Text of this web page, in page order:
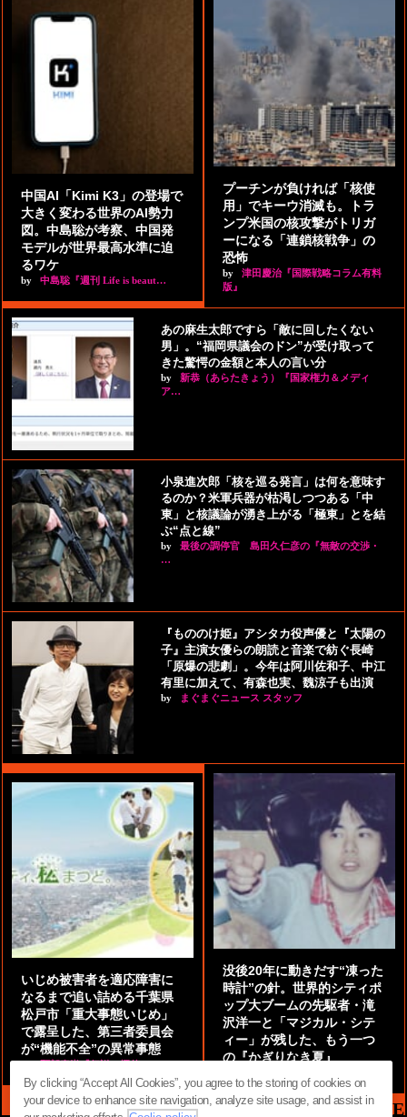
中国AI「Kimi K3」の登場で
大きく変わる世界のAI勢力
図。中島聡が考察、中国発
モデルが世界最高水準に迫
るワケ
by 中島聡『週刊 Life is beaut…
プーチンが負ければ「核使
用」でキーウ消滅も。トラ
ンプ米国の核攻撃がトリガ
ーになる「連鎖核戦争」の
恐怖
by
津田慶治『国際戦略コラム有料
版』
あの麻生太郎ですら「敵に回したくない
男」。“福岡県議会のドン”が受け取って
きた驚愕の金額と本人の言い分
by
新恭（あらたきょう）『国家権力＆メディ
ア…
小泉進次郎「核を巡る発言」は何を意味す
るのか？米軍兵器が枯渇しつつある「中
東」と核議論が湧き上がる「極東」とを結
ぶ“点と線”
by
最後の調停官 島田久仁彦の『無敵の交渉・
…
『もののけ姫』アシタカ役声優と『太陽の
子』主演女優らの朗読と音楽で紡ぐ長崎
「原爆の悲劇」。今年は阿川佐和子、中江
有里に加えて、有森也実、魏涼子も出演
by まぐまぐニュース スタッフ
いじめ被害者を適応障害に
なるまで追い詰める千葉県
松戸市「重大事態いじめ」
で露呈した、第三者委員会
が“機能不全”の異常事態
by 阿部泰尚『伝説の探偵』
没後20年に動きだす“凍った
時計”の針。世界的シティポ
ップ大ブームの先駆者・滝
沢洋一と「マジカル・シテ
ィー」が残した、もう一つ
の『かぎりなき夏』
MAG2 NEWS HEADLINE
By clicking “Accept All Cookies”, you agree to the storing of cookies on
your device to enhance site navigation, analyze site usage, and assist in